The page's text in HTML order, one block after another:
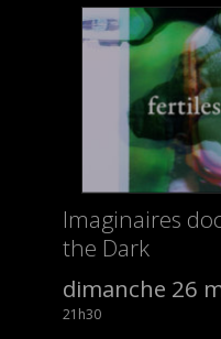
Imaginaires
the Dark
dimanche 26
21h30